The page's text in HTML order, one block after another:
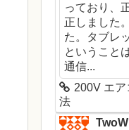
っており、
正しました
た。タブレ
ということ
通信...
200V エ
法